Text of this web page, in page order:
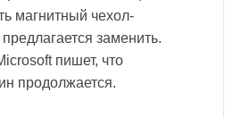
магнитный чехол-
заменить.
пишет, что
продолжается.